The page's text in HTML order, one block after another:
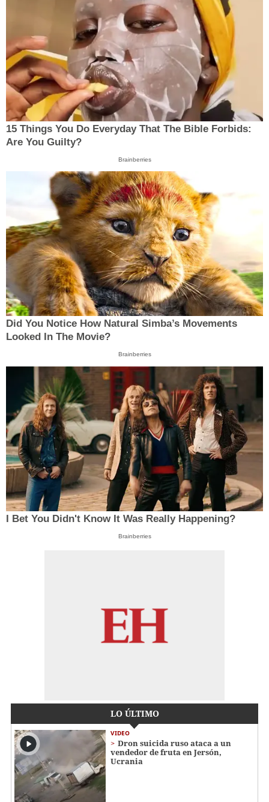
15 Things You Do Everyday That The Bible Forbids:
Are You Guilty?
Brainberries
Did You Notice How Natural Simba’s Movements
Looked In The Movie?
Brainberries
I Bet You Didn't Know It Was Really Happening?
Brainberries
LO ÚLTIMO
VIDEO
Dron suicida ruso ataca a un
vendedor de fruta en Jersón,
Ucrania